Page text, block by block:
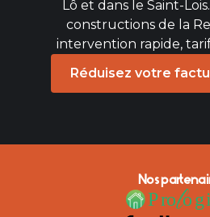
Lô et dans le Saint-
constructions de la
intervention rapide,
Réduisez votre
Nos